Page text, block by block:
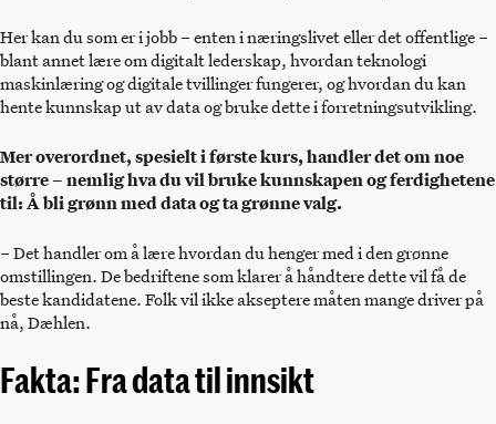
Her kan du som er i jobb – enten i næringslivet eller det offentlige –
blant annet lære om digitalt lederskap, hvordan teknologi
maskinlæring og digitale tvillinger fungerer, og hvordan du kan
hente kunnskap ut av data og bruke dette i forretningsutvikling.
Mer overordnet, spesielt i første kurs, handler det om noe
større – nemlig hva du vil bruke kunnskapen og ferdighetene
til: Å bli grønn med data og ta grønne valg.
– Det handler om å lære hvordan du henger med i den grønne
omstillingen. De bedriftene som klarer å håndtere dette vil få de
beste kandidatene. Folk vil ikke akseptere måten mange driver på
nå, Dæhlen.
Fakta: Fra data til innsikt